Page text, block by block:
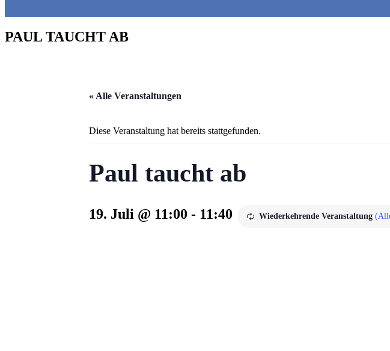
PAUL TAUCHT AB
« Alle Veranstaltungen
Diese Veranstaltung hat bereits stattgefunden.
Paul taucht ab
19. Juli @ 11:00 - 11:40 Wiederkehrende Veranstaltung